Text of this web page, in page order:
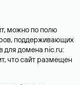
можно по полю
поддерживающих
для домена nic.ru:
что сайт размещен